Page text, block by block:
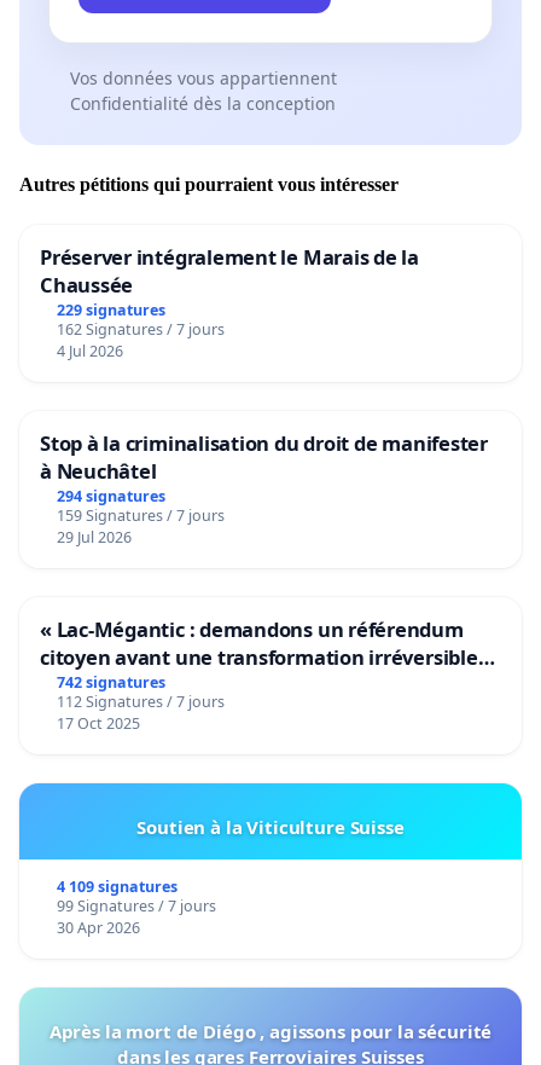
Vos données vous appartiennent
Confidentialité dès la conception
Autres pétitions qui pourraient vous intéresser
Préserver intégralement le Marais de la
Chaussée
229 signatures
162 Signatures / 7 jours
4 Jul 2026
Stop à la criminalisation du droit de manifester
à Neuchâtel
294 signatures
159 Signatures / 7 jours
29 Jul 2026
« Lac-Mégantic : demandons un référendum
citoyen avant une transformation irréversible
de notre territoire »
742 signatures
112 Signatures / 7 jours
17 Oct 2025
Soutien à la Viticulture Suisse
4 109 signatures
99 Signatures / 7 jours
30 Apr 2026
Après la mort de Diégo , agissons pour la sécurité
dans les gares Ferroviaires Suisses